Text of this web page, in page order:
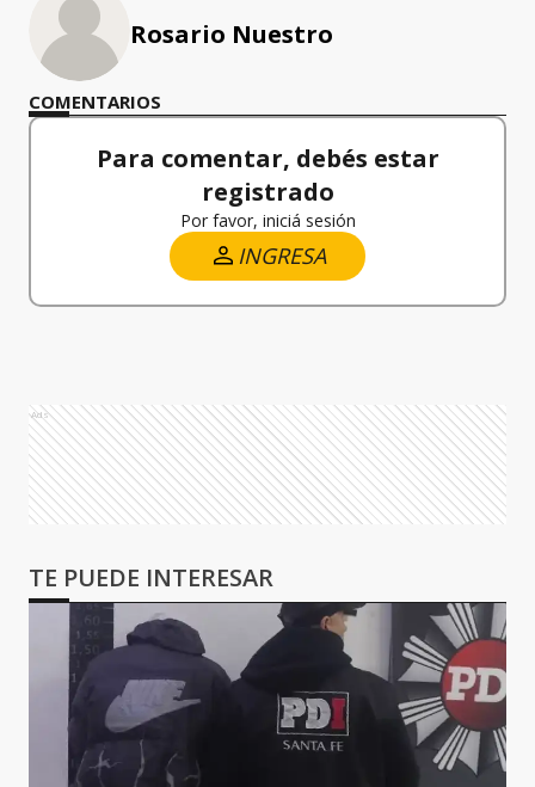
Rosario Nuestro
COMENTARIOS
Para comentar, debés estar
registrado
Por favor, iniciá sesión
INGRESA
Ads
TE PUEDE INTERESAR